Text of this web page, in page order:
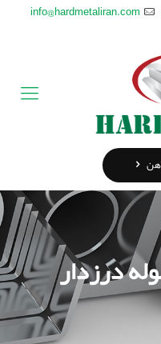
info@hardmetaliran.com
درزدار